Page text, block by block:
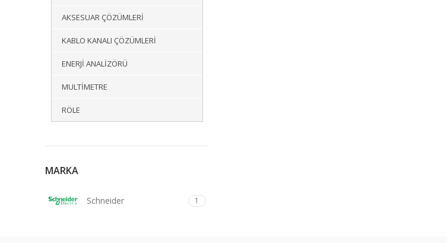
AKSESUAR ÇÖZÜMLERI
KABLO KANALI ÇÖZÜMLERI
ENERJI ANALIZÖRÜ
MULTIMETRE
RÖLE
MARKA
Schneider 1